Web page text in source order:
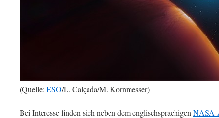
(Quelle: ESO/L. Calçada/M. Kornmesser)
Bei Interesse finden sich neben dem englischsprachigen